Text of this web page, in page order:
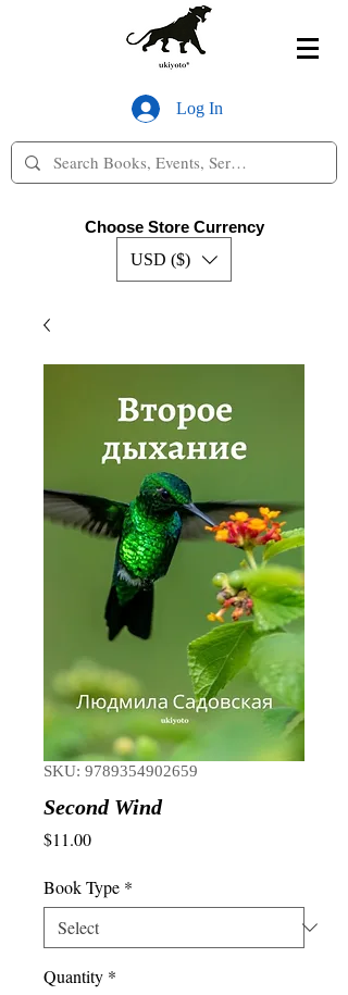
Log In
Choose Store Currency
USD ($)
SKU: 9789354902659
Second Wind
$11.00Price
Book Type *
Quantity *